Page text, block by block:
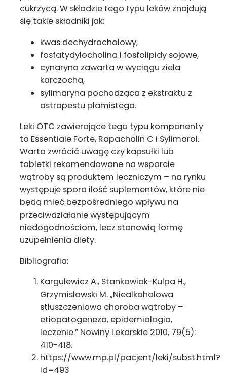
cukrzycą. W składzie tego typu leków znajdują
się takie składniki jak:
kwas dechydrocholowy,
fosfatydylocholina i fosfolipidy sojowe,
cynaryna zawarta w wyciągu ziela
karczocha,
sylimaryna pochodząca z ekstraktu z
ostropestu plamistego.
Leki OTC zawierające tego typu komponenty
to Essentiale Forte, Rapacholin C i Sylimarol.
Warto zwrócić uwagę czy kapsułki lub
tabletki rekomendowane na wsparcie
wątroby są produktem leczniczym – na rynku
występuje spora ilość suplementów, które nie
będą mieć bezpośredniego wpływu na
przeciwdziałanie występującym
niedogodnościom, lecz stanowią formę
uzupełnienia diety.
Bibliografia:
Kargulewicz A., Stankowiak-Kulpa H.,
Grzymisławski M. „Niealkoholowa
stłuszczeniowa choroba wątroby –
etiopatogeneza, epidemiologia,
leczenie.” Nowiny Lekarskie 2010, 79(5):
410-418.
https://www.mp.pl/pacjent/leki/subst.html?
id=493